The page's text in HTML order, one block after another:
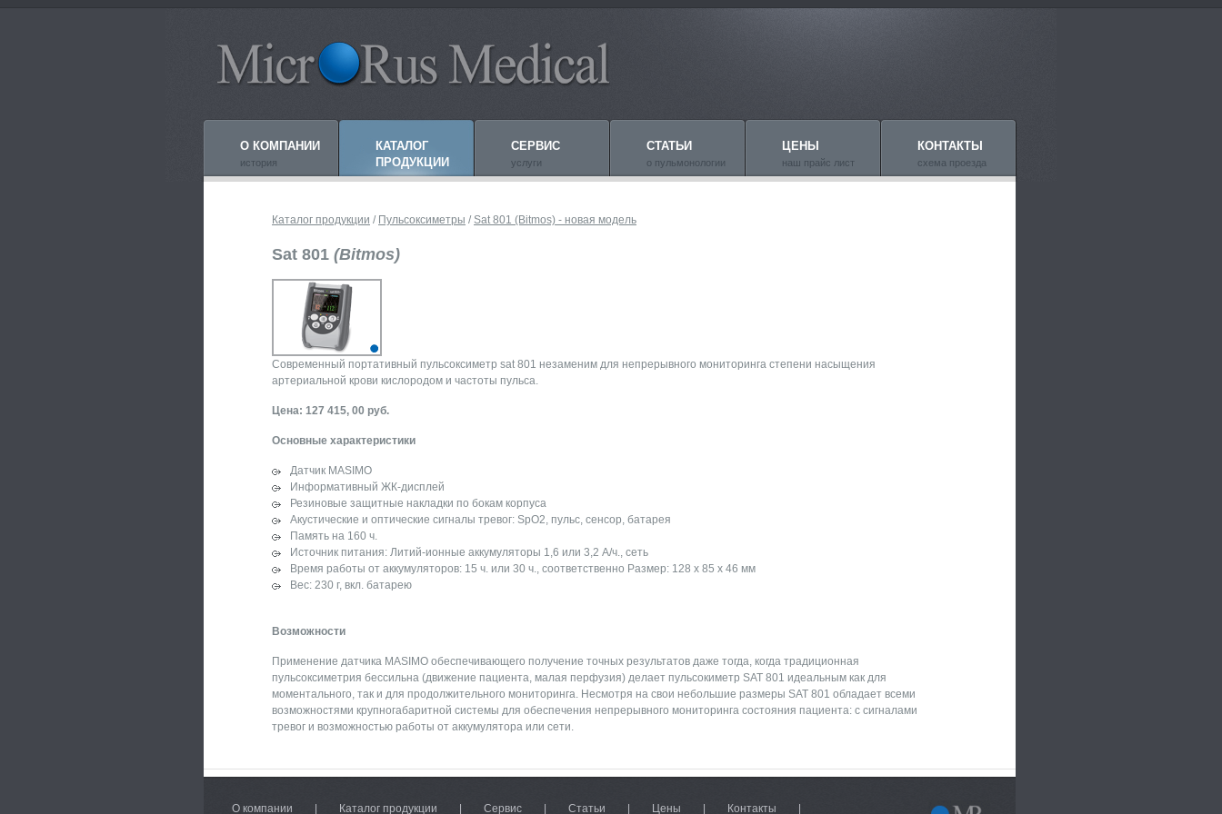
О КОМПАНИИ
история
КАТАЛОГ
ПРОДУКЦИИ
СЕРВИС
услуги
СТАТЬИ
о пульмонологии
ЦЕНЫ
наш прайс лист
КОНТАКТЫ
схема проезда
Каталог продукции / Пульсоксиметры /Sat 801 (Bitmos) - новая модель
Sat 801 (Bitmos)
Современный портативный пульсоксиметр sat 801 незаменим для непрерывного мониторинга степени насыщения
артериальной крови кислородом и частоты пульса.
Цена: 127 415, 00 руб.
Основные характеристики
Датчик MASIMO
Информативный ЖК-дисплей
Резиновые защитные накладки по бокам корпуса
Акустические и оптические сигналы тревог: SpO2, пульс, сенсор, батарея
Память на 160 ч.
Источник питания: Литий-ионные аккумуляторы 1,6 или 3,2 А/ч., сеть
Время работы от аккумуляторов: 15 ч. или 30 ч., соответственно Размер: 128 x 85 x 46 мм
Вес: 230 г, вкл. батарею
Возможности
Применение датчика MASIMO обеспечивающего получение точных результатов даже тогда, когда традиционная
пульсоксиметрия бессильна (движение пациента, малая перфузия) делает пульсокиметр SAT 801 идеальным как для
моментального, так и для продолжительного мониторинга. Несмотря на свои небольшие размеры SAT 801 обладает всеми
возможностями крупногабаритной системы для обеспечения непрерывного мониторинга состояния пациента: с сигналами
тревог и возможностью работы от аккумулятора или сети.
О компании Каталог продукции Сервис Статьи Цены Контакты